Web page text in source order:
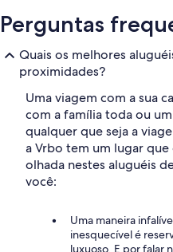
Perguntas
Quais os melhores
proximidades?
Uma viagem com a sua
com a família toda ou
qualquer que seja a
a Vrbo tem um lugar
olhada nestes aluguéis
você:
Uma maneira
inesquecível é
luxuoso. E por falar